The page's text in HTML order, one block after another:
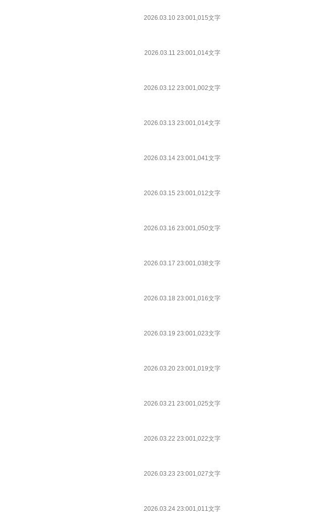
2026.03.10 23:001,015文字
2026.03.11 23:001,014文字
2026.03.12 23:001,002文字
2026.03.13 23:001,014文字
2026.03.14 23:001,041文字
2026.03.15 23:001,012文字
2026.03.16 23:001,050文字
2026.03.17 23:001,038文字
2026.03.18 23:001,016文字
2026.03.19 23:001,023文字
2026.03.20 23:001,019文字
2026.03.21 23:001,025文字
2026.03.22 23:001,022文字
2026.03.23 23:001,027文字
2026.03.24 23:001,011文字